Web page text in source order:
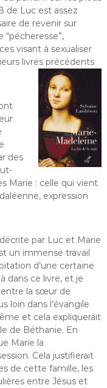
de Luc est assez
de revenir sur
visant à sexualiser
livres précédents
des
Marie : celle qui vient
expression
par Luc et Marie
un immense travail
d’une certaine
dans ce livre, et je
la sœur de
loin dans l’évangile
et cela expliquerait
de Béthanie. En
Marie la
Cela justifierait
de cette famille, les
entre Jésus et